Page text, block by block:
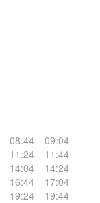
08:44
09:04
11:24
11:44
14:04
14:24
16:44
17:04
19:24 19:44